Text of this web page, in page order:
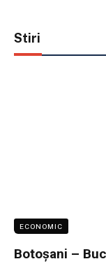
Stiri
ECONOMIC
Botoșani –